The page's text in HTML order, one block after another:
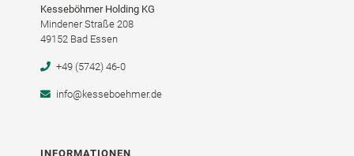
Kesseböhmer Holding KG
Mindener Straße 208
49152 Bad Essen
+49 (5742) 46-0
info@kesseboehmer.de
INFORMATIONEN